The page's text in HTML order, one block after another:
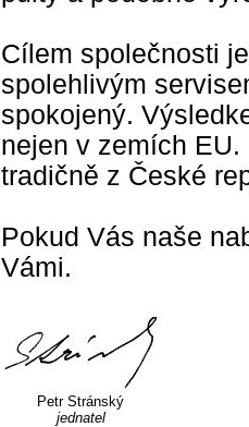
Cílem společnosti
spolehlivým
spokojený.
nejen v zemích
tradičně z České
Pokud Vás naše
Vámi.
Petr Stránský
jednatel